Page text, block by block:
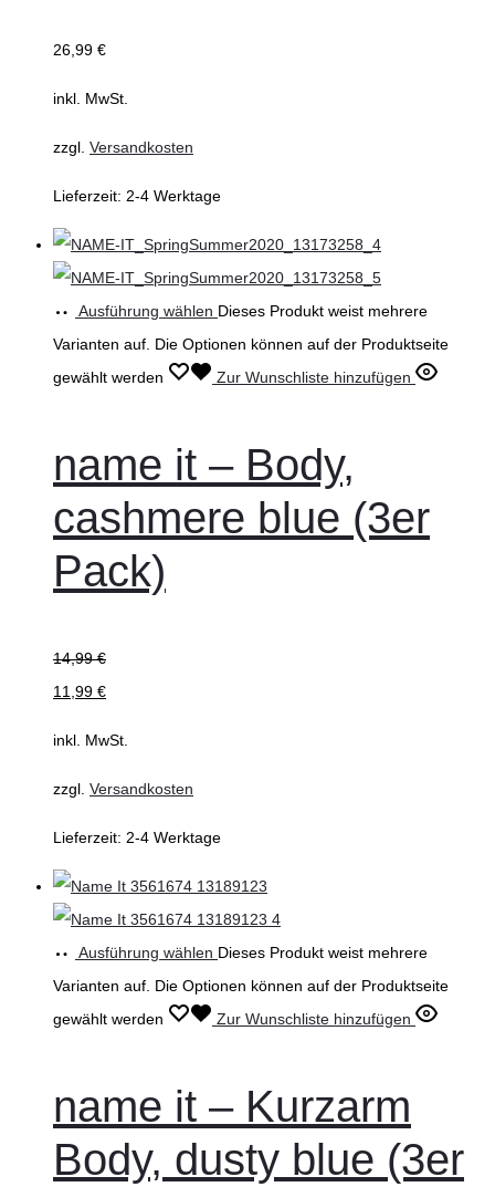
26,99 €
inkl. MwSt.
zzgl. Versandkosten
Lieferzeit: 2-4 Werktage
Ausführung wählen Dieses Produkt weist mehrere
Varianten auf. Die Optionen können auf der Produktseite
gewählt werden
Zur Wunschliste hinzufügen
name it – Body,
cashmere blue (3er
Pack)
14,99€
11,99 €
inkl. MwSt.
zzgl. Versandkosten
Lieferzeit: 2-4 Werktage
Ausführung wählen Dieses Produkt weist mehrere
Varianten auf. Die Optionen können auf der Produktseite
gewählt werden
Zur Wunschliste hinzufügen
name it – Kurzarm
Body, dusty blue (3er